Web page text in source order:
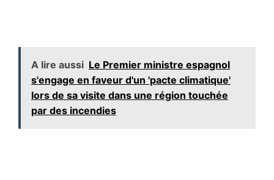
A lire aussi Le Premier ministre espagnol
s'engage en faveur d'un 'pacte climatique'
lors de sa visite dans une région touchée
par des incendies